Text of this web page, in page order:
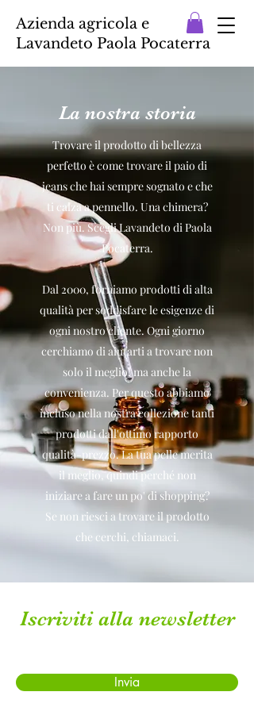
Azienda agricola e
Lavandeto Paola Pocaterra
La nostra storia
Trovare il prodotto di bellezza
perfetto è come trovare il paio di
jeans che hai sempre sognato e che
ti calza a pennello. Una chimera?
Non più. Scegli Lavandeto di Paola
Pocaterra.
Dal 2000, forniamo prodotti di alta
qualità per soddisfare le esigenze di
ogni nostro cliente. Ogni giorno
cerchiamo di aiutarti a trovare non
solo il meglio, ma anche la
convenienza. Per questo abbiamo
incluso nella nostra collezione tanti
prodotti dall'ottimo rapporto
qualità-prezzo. La tua pelle merita
il meglio, quindi perché non
iniziare a fare un po' di shopping?
Se non riesci a trovare il prodotto
che cerchi, chiamaci.
Iscriviti alla newsletter
Invia